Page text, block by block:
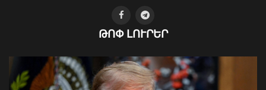
բարելավվել են հարկային
կարգապահության ցուցանիշները.
ՊԵԿ
ԹՈՓ ԼՈՒՐԵՐ